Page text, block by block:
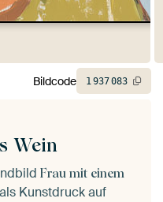
Wein
Frau mit einem
als Kunstdruck auf
Bildcode 1937083